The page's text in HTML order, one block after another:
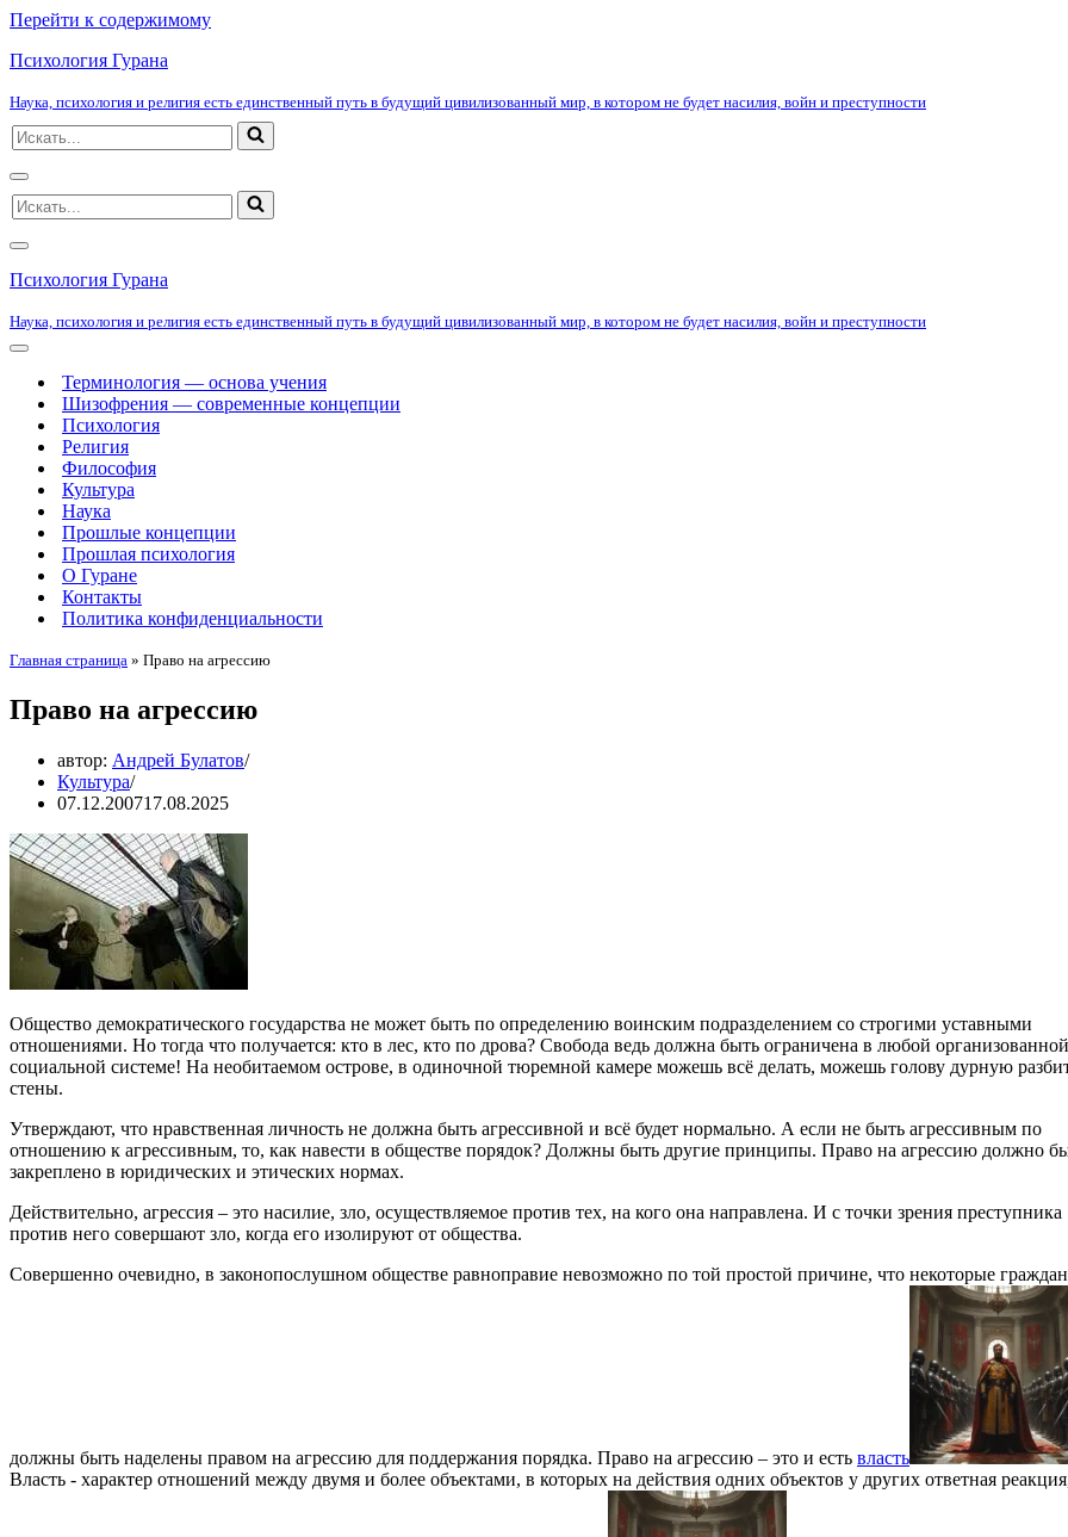
Перейти к содержимому
Психология Гурана
Наука, психология и религия есть единственный путь в будущий цивилизованный мир, в котором не будет насилия, войн и преступности
Искать...
Меню
навигации
Искать...
Меню
навигации
Психология Гурана
Наука, психология и религия есть единственный путь в будущий цивилизованный мир, в котором не будет насилия, войн и преступности
Меню
навигацииТерминология — основа учения
Шизофрения — современные концепции
Психология
Религия
Философия
Культура
Наука
Прошлые концепции
Прошлая психология
О Гуране
Контакты
Политика конфиденциальности
Главная страница » Право на агрессию
Право на агрессию
автор: Андрей Булатов
Культура
07.12.200717.08.2025
Общество демократического государства не может быть по определению воинским подразделением со строгими уставными
отношениями. Но тогда что получается: кто в лес, кто по дрова? Свобода ведь должна быть ограничена в любой организованной
социальной системе! На необитаемом острове, в одиночной тюремной камере можешь всё делать, можешь голову дурную
стены.
Утверждают, что нравственная личность не должна быть агрессивной и всё будет нормально. А если не быть агрессивным по
отношению к агрессивным, то, как навести в обществе порядок? Должны быть другие принципы. Право на агрессию должно
закреплено в юридических и этических нормах.
Действительно, агрессия – это насилие, зло, осуществляемое против тех, на кого она направлена. И с точки зрения преступника
против него совершают зло, когда его изолируют от общества.
Совершенно очевидно, в законопослушном обществе равноправие невозможно по той простой причине, что некоторые
должны быть наделены правом на агрессию для поддержания порядка. Право на агрессию – это и есть власть
Власть - характер отношений между двумя и более объектами, в которых на действия одних объектов у других ответная